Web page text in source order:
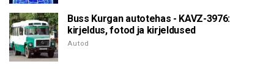
Buss Kurgan autotehas - KAVZ-3976:
kirjeldus, fotod ja kirjeldused
Autod